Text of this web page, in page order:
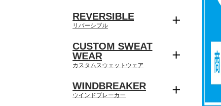
REVERSIBLE
リバーシブル
CUSTOM SWEAT
WEAR
カスタムスウェットウェア
WINDBREAKER
ウインドブレーカー